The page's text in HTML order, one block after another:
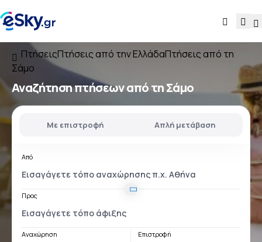
ΠτήσειςΠτήσεις από την ΕλλάδαΠτήσεις από τη
Σάμο
Αναζήτηση πτήσεωναπό τη Σάμο
Με επιστροφή Απλή μετάβαση
Από
Προς
Αναχώρηση Επιστροφή